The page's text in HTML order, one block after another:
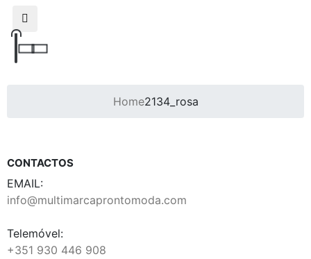
Home2134_rosa
CONTACTOS
EMAIL:
info@multimarcaprontomoda.com
Telemóvel:
+351 930 446 908